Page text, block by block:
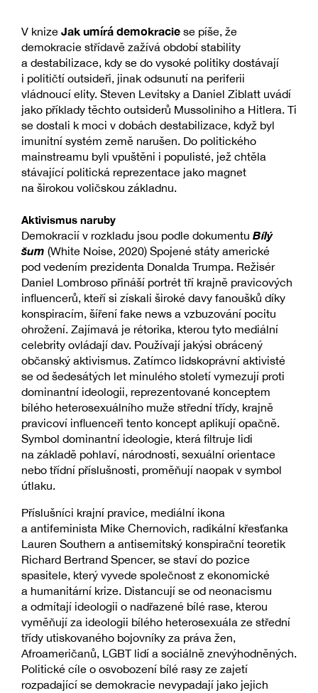
V knize Jak umírá demokracie se píše, že
demokracie střídavě zažívá období stability
a destabilizace, kdy se do vysoké politiky dostávají
i političtí outsideři, jinak odsunutí na periferii
vládnoucí elity. Steven Levitsky a Daniel Ziblatt uvádí
jako příklady těchto outsiderů Mussoliniho a Hitlera. Ti
se dostali k moci v dobách destabilizace, když byl
imunitní systém země narušen. Do politického
mainstreamu byli vpuštěni i populisté, jež chtěla
stávající politická reprezentace jako magnet
na širokou voličskou základnu.
Aktivismus naruby
Demokracií v rozkladu jsou podle dokumentu Bílý
šum (White Noise, 2020) Spojené státy americké
pod vedením prezidenta Donalda Trumpa. Režisér
Daniel Lombroso přináší portrét tří krajně pravicových
influencerů, kteří si získali široké davy fanoušků díky
konspiracím, šíření fake news a vzbuzování pocitu
ohrožení. Zajímavá je rétorika, kterou tyto mediální
celebrity ovládají dav. Používají jakýsi obrácený
občanský aktivismus. Zatímco lidskoprávní aktivisté
se od šedesátých let minulého století vymezují proti
dominantní ideologii, reprezentované konceptem
bílého heterosexuálního muže střední třídy, krajně
pravicoví influenceři tento koncept aplikují opačně.
Symbol dominantní ideologie, která filtruje lidi
na základě pohlaví, národnosti, sexuální orientace
nebo třídní příslušnosti, proměňují naopak v symbol
útlaku.
Příslušníci krajní pravice, mediální ikona
a antifeminista Mike Chernovich, radikální křesťanka
Lauren Southern a antisemitský konspirační teoretik
Richard Bertrand Spencer, se staví do pozice
spasitele, který vyvede společnost z ekonomické
a humanitární krize. Distancují se od neonacismu
a odmítají ideologii o nadřazené bílé rase, kterou
vyměňují za ideologii bílého heterosexuála ze střední
třídy utiskovaného bojovníky za práva žen,
Afroameričanů, LGBT lidí a sociálně znevýhodněných.
Politické cíle o osvobození bílé rasy ze zajetí
rozpadající se demokracie nevypadají jako jejich